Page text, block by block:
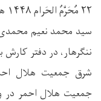
۲۲ مُحَرَّمُ الحَرام ۱۴۴۸ هـ.ق
سید محمد نعیم
ننگرهار، در دفتر
شرق جمعیت هلال
جمعیت هلال احمر در